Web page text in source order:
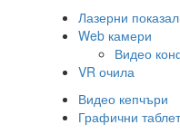
Лазерни
Web камери
Видео
VR очила
Видео кепчъри
Графични